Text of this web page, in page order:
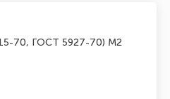
70, ГОСТ 5927-70) М2